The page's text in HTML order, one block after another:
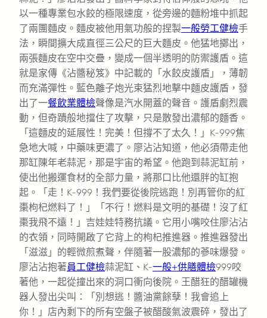
以一種專業包水餃的極限速度，從旁邊的麵粉堆中抓起
了兩團麵皮。麵皮被他用氣功般的捏製一般勞工健檢手
法，瞬間擴大成直徑三公尺的巨大麵皮。他猛地擲出，
兩張麵皮在空中交疊，變成一個半透明的防禦護盾。這
就是家傳《沾醬秘笈》中記載的「水餃皮護盾」，薄韌
而充滿彈性。藍色離子炮光束猛烈地擊中麵皮護盾，發
出了一餐飲業體檢聲像是汽水開蓋的聲音。護盾劇烈震
動，但奇蹟般地擋住了攻擊，只是散發出濃郁的麵香。
「這麵皮的延展性！完美！但撐不了太久！」K-999焦
急地大喊，中藥味更濃了。廖沾沾知道，他必須帶走他
那缸陳年老蒜泥，那是宇宙的希望。他跑到蒜泥缸前，
使出他搬運食材的全部力量，將那口比他還胖的缸抱
起。「走！K-999！我們要從後院逃跑！別再管你的紅
棗枸杞燃料了！」「不行！燃料是文明的基礎！沒了紅
棗我飛不遠！」吉娃娃特務抗議。它用小嘴咬住廖沾沾
的衣領，同時開啟了它背上的枸杞推進器。推進器發出
「滋滋」的輕微煎煮聲，伴隨著一股濃郁的蔘味爆發。
廖沾沾抱著員工健檢蒜泥缸、K-一般+供膳體檢999咬
著他，一起從撞出來的洞口衝向後院。王醋狂的醋罐機
器人發出尖叫：「別想逃！醬油黨餘孽！我會追上
你！」店內剩下的所有空盤子被醋酸氣波震碎，發出了